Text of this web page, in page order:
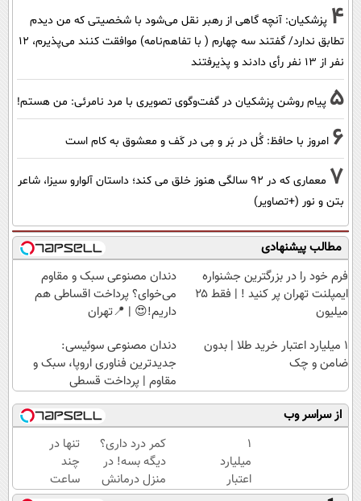
4 پزشکیان‌: آنچه گاهی از رهبر نقل می‌شود با شخصیتی که من دیدم
تطابق ندارد/ گفتند سه چهارم ( با تفاهم‌نامه) موافقت کنند می‌پذیرم، 12
نفر از 13 نفر رأی دادند و پذیرفتند
5 پیام روشن پزشکیان در گفت‌و‌گوی تصویری با مرد نامرئی: من هستم!
6 امروز با حافظ: گُل در بَر و مِی در کَف و معشوق به کام است
7
معماری که در 92 سالگی هنوز خلق می کند؛ داستان آلوارو سیزا، شاعر
بتن و نور (+تصاویر)
مطالب پیشنهادی
فرم خود را در بزرگترین جشنواره
ایمپلنت تهران پر کنید ! | فقط ۲۵
میلیون
دندان مصنوعی سبک و مقاوم
می‌خوای؟ پرداخت اقساطی هم
داریم!😍 | 📍تهران
۱ میلیارد اعتبار خرید طلا | بدون
ضامن و چک
دندان مصنوعی سوئیسی:
جدیدترین فناوری اروپا، سبک و
مقاوم | پرداخت قسطی
از سراسر وب
۱
میلیارد
اعتبار
کمر درد داری؟
دیگه بسه! در
منزل درمانش
تنها در
چند
ساعت